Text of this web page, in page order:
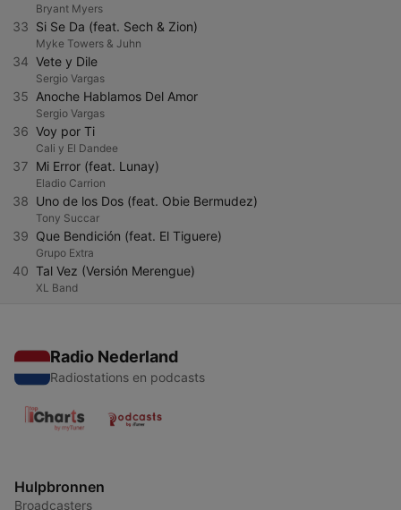
Bryant Myers
33 Si Se Da (feat. Sech & Zion)
Myke Towers & Juhn
34 Vete y Dile
Sergio Vargas
35 Anoche Hablamos Del Amor
Sergio Vargas
36 Voy por Ti
Cali y El Dandee
37 Mi Error (feat. Lunay)
Eladio Carrion
38 Uno de los Dos (feat. Obie Bermudez)
Tony Succar
39 Que Bendición (feat. El Tiguere)
Grupo Extra
40 Tal Vez (Versión Merengue)
XL Band
Radio Nederland
Radiostations en podcasts
Hulpbronnen
Broadcasters